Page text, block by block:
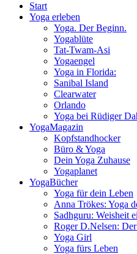
Start
Yoga erleben
Yoga. Der Beginn.
Yogablüte
Tat-Twam-Asi
Yogaengel
Yoga in Florida:
Sanibal Island
Clearwater
Orlando
Yoga bei Rüdiger
YogaMagazin
Kopfstandhocker
Büro & Yoga
Dein Yoga Zuhause
Yogaplanet
YogaBücher
Yoga für dein Leben
Anna Trökes: Yoga
Sadhguru: Weisheit
Roger D.Nelsen:
Yoga Girl
Yoga fürs Leben